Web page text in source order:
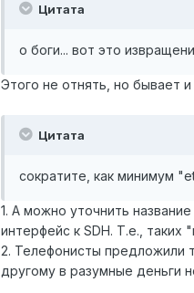
Цитата
о боги... вот это
Этого не отнять, но бывает
Цитата
сократите, как минимум
1. А можно уточнить
интерфейс к SDH. Т.е.,
2. Телефонисты предложили
другому в разумные деньги